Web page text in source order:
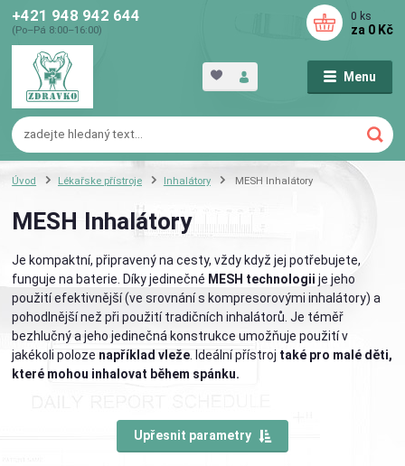
Menu
+421 948 942 644
(Po–Pá 8:00–16:00)
0 ks
za 0 Kč
Úvod Lékařske přístroje Inhalátory MESH Inhalátory
MESH Inhalátory
Je kompaktní, připravený na cesty, vždy když jej potřebujete,
funguje na baterie. Díky jedinečné MESH technologii je jeho
použití efektivnější (ve srovnání s kompresorovými inhalátory) a
pohodlnější než při použití tradičních inhalátorů. Je téměř
bezhlučný a jeho jedinečná konstrukce umožňuje použití v
jakékoli poloze například vleže . Ideální přístroj také pro malé děti,
které mohou inhalovat během spánku.
Upřesnit parametry